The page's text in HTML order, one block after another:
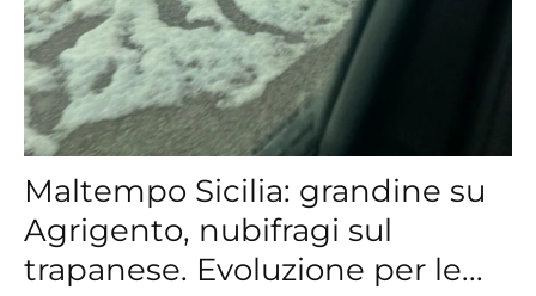
Maltempo Sicilia: grandine su
Agrigento, nubifragi sul
trapanese. Evoluzione per le...